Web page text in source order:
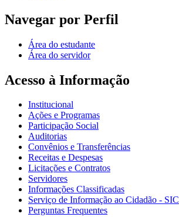
Navegar por Perfil
Área do estudante
Área do servidor
Acesso à Informação
Institucional
Ações e Programas
Participação Social
Auditorias
Convênios e Transferências
Receitas e Despesas
Licitações e Contratos
Servidores
Informações Classificadas
Serviço de Informação ao Cidadão - SIC
Perguntas Frequentes